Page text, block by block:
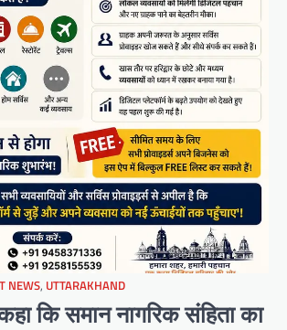
NEWS, UTTARAKHAND
कि समान नागरिक संहिता का